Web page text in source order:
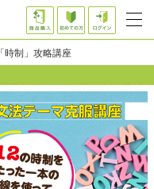
「時制」攻略講座